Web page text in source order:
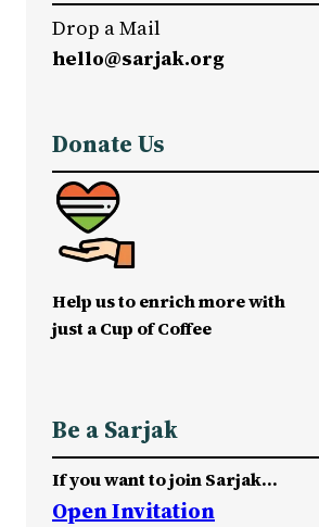
Drop a Mail
hello@sarjak.org
Donate Us
Help us to enrich more with
just a Cup of Coffee
Be a Sarjak
If you want to join Sarjak…
Open Invitation